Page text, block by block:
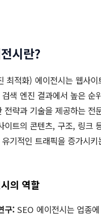
시란?
최적화) 에이전시는 웹사이
색 엔진 결과에서 높은 순
전략과 기술을 제공하는 전
이트의 콘텐츠, 구조, 링크
기적인 트래픽을 증가시
의 역할
구: SEO 에이전시는 업종